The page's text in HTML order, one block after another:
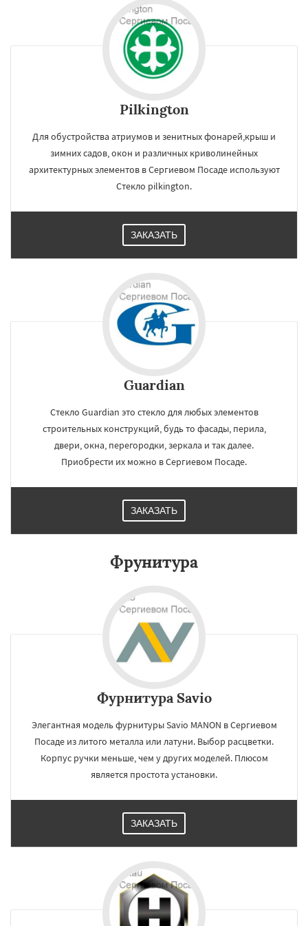
Pilkington
Для обустройства атриумов и зенитных фонарей,крыш и
зимних садов, окон и различных криволинейных
архитектурных элементов в Сергиевом Посаде используют
Стекло pilkington.
ЗАКАЗАТЬ
Guardian
Стекло Guardian это стекло для любых элементов
строительных конструкций, будь то фасады, перила,
двери, окна, перегородки, зеркала и так далее.
Приобрести их можно в Сергиевом Посаде.
ЗАКАЗАТЬ
Фрунитура
Фурнитура Savio
Элегантная модель фурнитуры Savio MANON в Сергиевом
Посаде из литого металла или латуни. Выбор расцветки.
Корпус ручки меньше, чем у других моделей. Плюсом
является простота установки.
ЗАКАЗАТЬ